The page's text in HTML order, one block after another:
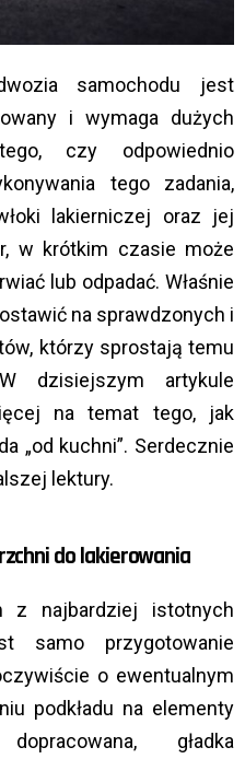
samochodu jest
i wymaga dużych
czy odpowiednio
tego zadania,
lakierniczej oraz jej
w krótkim czasie może
lub odpadać. Właśnie
na sprawdzonych i
którzy sprostają temu
dzisiejszym artykule
na temat tego, jak
„od kuchni”. Serdecznie
lektury.
do lakierowania
z najbardziej istotnych
samo przygotowanie
o ewentualnym
podkładu na elementy
gładka